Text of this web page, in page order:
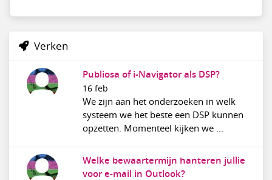
Verken
Publiosa of i-Navigator als DSP?
16 feb
We zijn aan het onderzoeken in welk
systeem we het beste een DSP kunnen
opzetten. Momenteel kijken we ...
Welke bewaartermijn hanteren jullie
voor e-mail in Outlook?